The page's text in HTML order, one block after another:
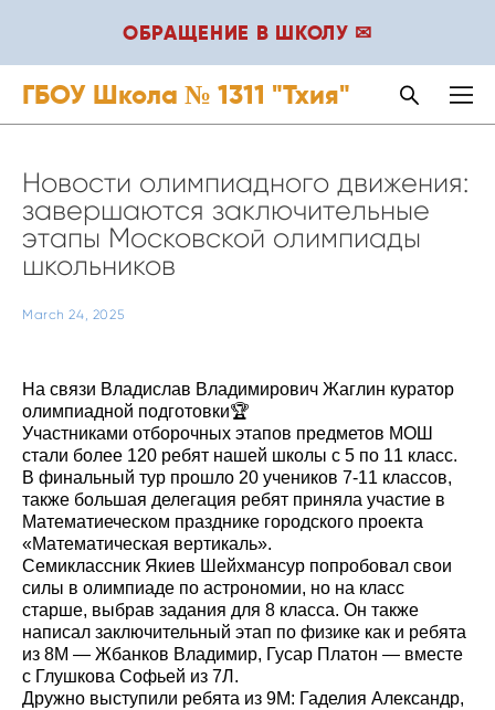
ОБРАЩЕНИЕ В ШКОЛУ ✉
ГБОУ Школа № 1311 "Тхия"
March 24, 2025
Новости олимпиадного движения:
завершаются заключительные
этапы Московской олимпиады
школьников
На связи Владислав Владимирович Жаглин куратор
олимпиадной подготовки🏆
Участниками отборочных этапов предметов МОШ
стали более 120 ребят нашей школы с 5 по 11 класс.
В финальный тур прошло 20 учеников 7-11 классов,
также большая делегация ребят приняла участие в
Математиеческом празднике городского проекта
«Математическая вертикаль».
Семиклассник Якиев Шейхмансур попробовал свои
силы в олимпиаде по астрономии, но на класс
старше, выбрав задания для 8 класса. Он также
написал заключительный этап по физике как и ребята
из 8М — Жбанков Владимир, Гусар Платон — вместе
с Глушкова Софьей из 7Л.
Дружно выступили ребята из 9М: Гаделия Александр,